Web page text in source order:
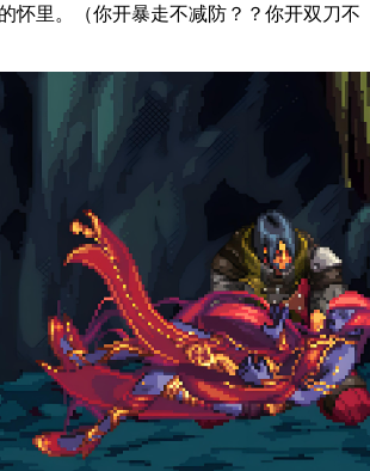
怀里。（你开暴走不减防？？你开双刀不